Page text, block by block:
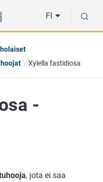
FI
Xylella fastidiosa
-
, jota ei saa